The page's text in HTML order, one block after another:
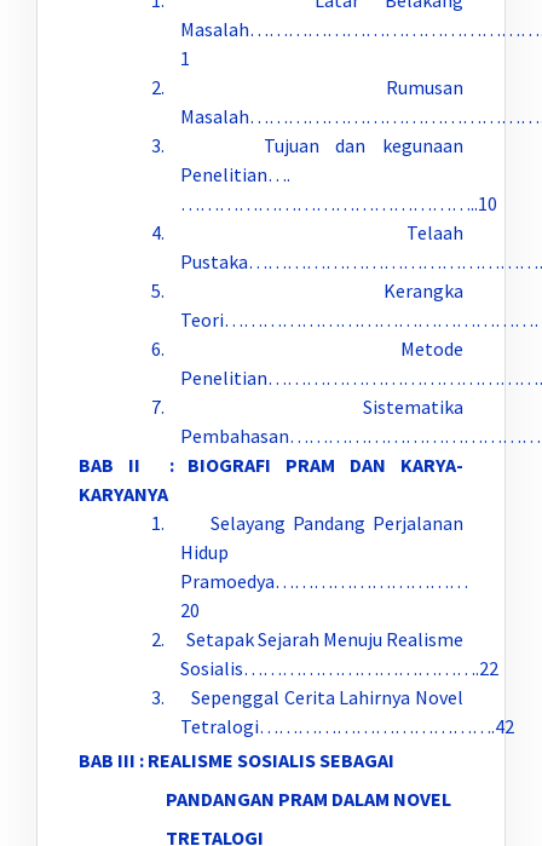
1
2. Rumusan
3. Tujuan dan kegunaan
Penelitian….
………………………………………..10
4. Telaah
5. Kerangka
6. Metode
7. Sistematika
BAB II : BIOGRAFI PRAM DAN KARYA-
KARYANYA
1. Selayang Pandang Perjalanan
Hidup
Pramoedya…………………………
20
2. Setapak Sejarah Menuju Realisme
Sosialis……………………………….22
3. Sepenggal Cerita Lahirnya Novel
Tetralogi……………………………….42
BAB III : REALISME SOSIALIS SEBAGAI
PANDANGAN PRAM DALAM NOVEL
TRETALOGI